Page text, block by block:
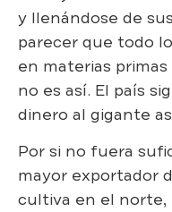
y llenándose de
parecer que todo
en materias
no es así. El país
dinero al gigante
Por si no fuera
mayor exportador
cultiva en el